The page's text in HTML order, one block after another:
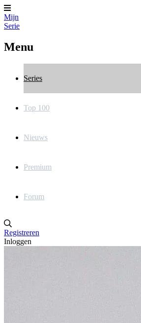
Mijn
Serie
Menu
Series
Top 100
Nieuws
Premium
Forum
Registreren
Inloggen